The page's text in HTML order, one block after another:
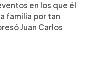
en los que él
familia por tan
Juan Carlos